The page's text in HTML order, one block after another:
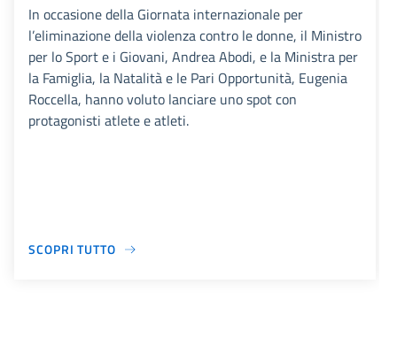
In occasione della Giornata internazionale per
l’eliminazione della violenza contro le donne, il Ministro
per lo Sport e i Giovani, Andrea Abodi, e la Ministra per
la Famiglia, la Natalità e le Pari Opportunità, Eugenia
Roccella, hanno voluto lanciare uno spot con
protagonisti atlete e atleti.
SCOPRI TUTTO